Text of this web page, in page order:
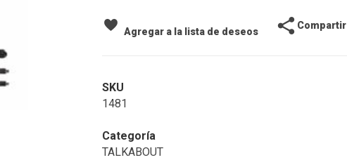
Agregar a la lista de deseos
Compartir
SKU
1481
Categoría
TALKABOUT